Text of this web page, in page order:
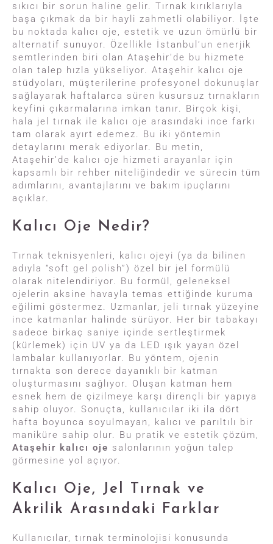
sıkıcı bir sorun haline gelir. Tırnak kırıklarıyla
başa çıkmak da bir hayli zahmetli olabiliyor. İşte
bu noktada kalıcı oje, estetik ve uzun ömürlü bir
alternatif sunuyor. Özellikle İstanbul’un enerjik
semtlerinden biri olan Ataşehir’de bu hizmete
olan talep hızla yükseliyor. Ataşehir kalıcı oje
stüdyoları, müşterilerine profesyonel dokunuşlar
sağlayarak haftalarca süren kusursuz tırnakların
keyfini çıkarmalarına imkan tanır. Birçok kişi,
hala jel tırnak ile kalıcı oje arasındaki ince farkı
tam olarak ayırt edemez. Bu iki yöntemin
detaylarını merak ediyorlar. Bu metin,
Ataşehir’de kalıcı oje hizmeti arayanlar için
kapsamlı bir rehber niteliğindedir ve sürecin tüm
adımlarını, avantajlarını ve bakım ipuçlarını
açıklar.
Kalıcı Oje Nedir?
Tırnak teknisyenleri, kalıcı ojeyi (ya da bilinen
adıyla “soft gel polish”) özel bir jel formülü
olarak nitelendiriyor. Bu formül, geleneksel
ojelerin aksine havayla temas ettiğinde kuruma
eğilimi göstermez. Uzmanlar, jeli tırnak yüzeyine
ince katmanlar halinde sürüyor. Her bir tabakayı
sadece birkaç saniye içinde sertleştirmek
(kürlemek) için UV ya da LED ışık yayan özel
lambalar kullanıyorlar. Bu yöntem, ojenin
tırnakta son derece dayanıklı bir katman
oluşturmasını sağlıyor. Oluşan katman hem
esnek hem de çizilmeye karşı dirençli bir yapıya
sahip oluyor. Sonuçta, kullanıcılar iki ila dört
hafta boyunca soyulmayan, kalıcı ve parıltılı bir
maniküre sahip olur. Bu pratik ve estetik çözüm,
Ataşehir kalıcı oje salonlarının yoğun talep
görmesine yol açıyor.
Kalıcı Oje, Jel Tırnak ve
Akrilik Arasındaki Farklar
Kullanıcılar, tırnak terminolojisi konusunda